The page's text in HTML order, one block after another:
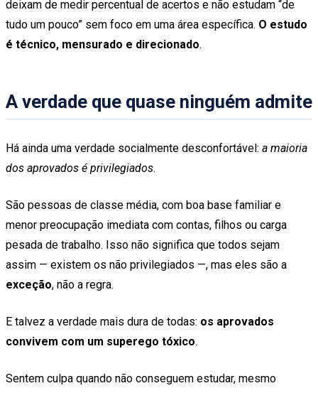
deixam de medir percentual de acertos e não estudam “de
tudo um pouco” sem foco em uma área específica. O estudo
é técnico, mensurado e direcionado.
A verdade que quase ninguém admite
Há ainda uma verdade socialmente desconfortável: a maioria
dos aprovados é privilegiados.
São pessoas de classe média, com boa base familiar e
menor preocupação imediata com contas, filhos ou carga
pesada de trabalho. Isso não significa que todos sejam
assim — existem os não privilegiados —, mas eles são a
exceção, não a regra.
E talvez a verdade mais dura de todas: os aprovados
convivem com um superego tóxico.
Sentem culpa quando não conseguem estudar, mesmo